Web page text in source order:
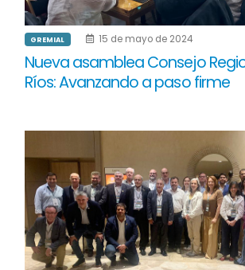
GREMIAL 15 de mayo de 2024
Nueva asamblea Consejo
Ríos: Avanzando a paso firme